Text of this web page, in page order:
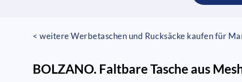
< weitere Werbetaschen und Rucksäcke kaufen für
BOLZANO. Faltbare Tasche aus